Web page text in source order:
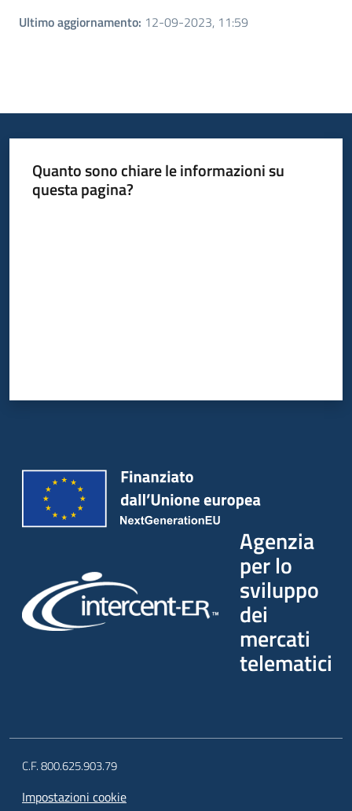
Ultimo aggiornamento: 12-09-2023, 11:59
Quanto sono chiare le informazioni su
questa pagina?
Agenzia
per lo
sviluppo
dei
mercati
telematici
C.F. 800.625.903.79
Impostazioni cookie